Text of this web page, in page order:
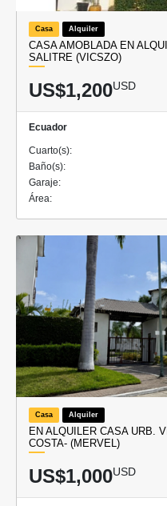
Casa Alquiler
CASA AMOBLADA EN
SALITRE (VICSZO)
US$1,200USD
Ecuador
Cuarto(s):
Baño(s):
Garaje:
Área:
Casa Alquiler
EN ALQUILER CASA URB.
COSTA- (MERVEL)
US$1,000USD